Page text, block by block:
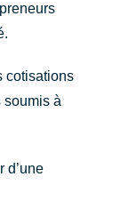
cotisations
soumis à
d’une